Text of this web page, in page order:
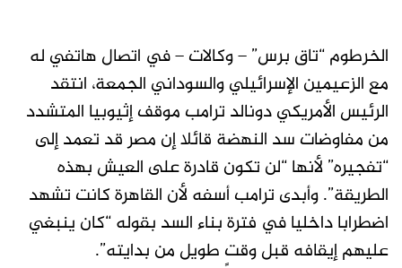
الخرطوم “تاق برس” – وكالات – في اتصال هاتفي له
مع الزعيمين الإسرائيلي والسوداني الجمعة، انتقد
الرئيس الأمريكي دونالد ترامب موقف إثيوبيا المتشدد
من مفاوضات سد النهضة قائلا إن مصر قد تعمد إلى
“تفجيره” لأنها “لن تكون قادرة على العيش بهذه
الطريقة”. وأبدى ترامب أسفه لأن القاهرة كانت تشهد
اضطرابا داخليا في فترة بناء السد بقوله “كان ينبغي
عليهم إيقافه قبل وقتٍ طويل من بدايته”.